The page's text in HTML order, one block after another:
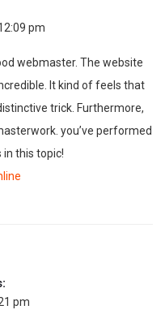
pm
webmaster. The website
It kind of feels that
trick. Furthermore,
you’ve performed
in this topic!
pm